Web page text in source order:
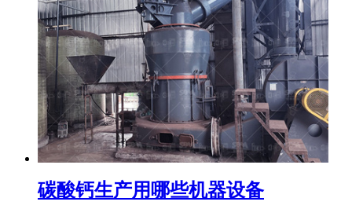
碳酸钙生产用哪些机器设备